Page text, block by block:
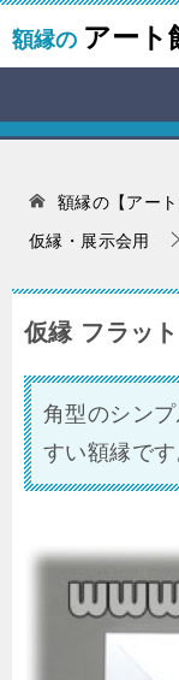
額縁の アート
額縁の【アート
仮縁・展示会用
仮縁 フラッ
角型のシン
すい額縁です